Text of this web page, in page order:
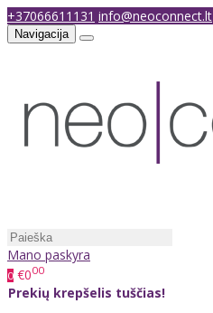
+37066611131 info@neoconnect.lt
Navigacija
Mano paskyra
0 €000
Prekių krepšelis tuščias!